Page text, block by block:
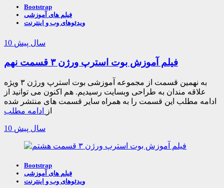
Bootstrap
فیلم های آموزشی
ویدئوهای وب و اینترنت
10 سال پیش
فیلم آموزش بوت استرپ ورژن ۳ قسمت نهم
به نهمین قسمت از مجموعه آموزشی بوت استرپ ورژن ۳ ویژه
علاقه مندان به طراحی وبسایت رسیدیم. هم اکنون می توانید از
ادامه مطلب این قسمت را به همراه سایر قسمت های منتشر شده
از
ادامه مطلب
10 سال پیش
Bootstrap
فیلم های آموزشی
ویدئوهای وب و اینترنت